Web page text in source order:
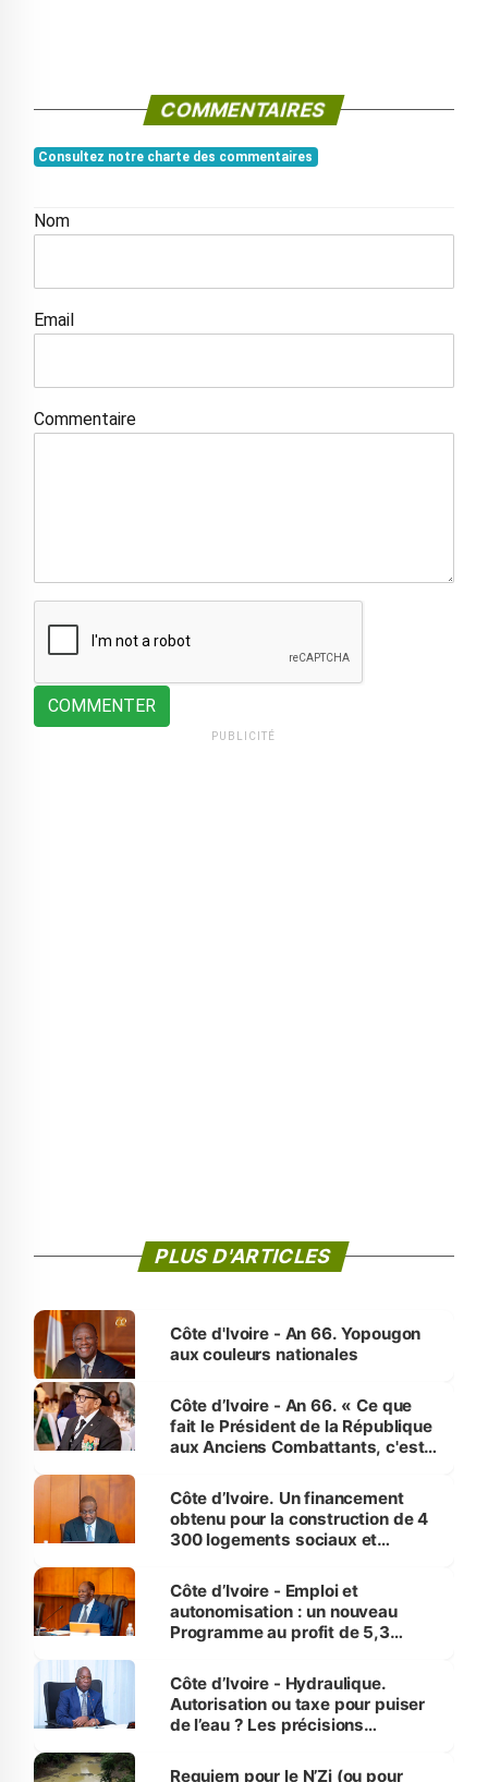
COMMENTAIRES
Consultez notre charte des commentaires
Nom
Email
Commentaire
COMMENTER
PUBLICITÉ
PLUS D'ARTICLES
Côte d'Ivoire - An 66. Yopougon
aux couleurs nationales
Côte d’Ivoire - An 66. « Ce que
fait le Président de la République
aux Anciens Combattants, c'est
Côte d’Ivoire. Un financement
obtenu pour la construction de 4
300 logements sociaux et
et Yamoussoukro
Côte d’Ivoire - Emploi et
autonomisation : un nouveau
Programme au profit de 5,3
Côte d’Ivoire - Hydraulique.
Autorisation ou taxe pour puiser
de l’eau ? Les précisions
Requiem pour le N’Zi (ou pour